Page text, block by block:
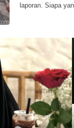
laporan. Siapa